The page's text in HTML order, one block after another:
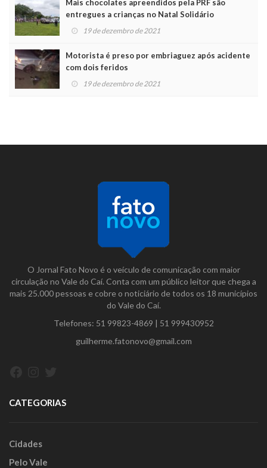
Mais chocolates apreendidos pela PRF são
entregues a crianças no Natal Solidário
19 de dezembro de 2021
Motorista é preso por embriaguez após acidente
com dois feridos
19 de dezembro de 2021
O Jornal Fato Novo é o veículo de comunicação com maior
circulação no Vale do Caí. Conta com um público leitor que chega a
mais 25.000 pessoas e cobre o noticiário de todos os 18 municípios
do Vale do Caí.
Telefones: 51 99823-4869 | 51 999430952
guilherme.fatonovo@gmail.com
CATEGORIAS
Cidades
Pelo Vale